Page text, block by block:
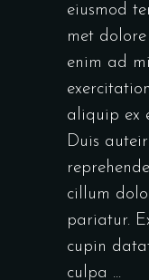
eiusmod
met
enim ad
aliquip ex
Duis
cillum
pariatur.
cupin
culpa